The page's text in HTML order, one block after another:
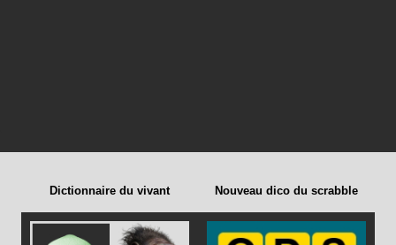
Dictionnaire du vivant Nouveau dico du scrabble